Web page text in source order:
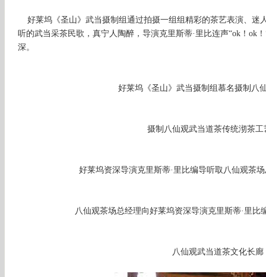
好莱坞《圣山》武当摄制组通过拍摄一组组精彩的茶艺表演、迷
听的武当采茶民歌，真宁人陶醉，导演克里斯蒂·里比连声“ok！ok
深。
好莱坞《圣山》武当摄制组慕名摄制八
摄制八仙观武当道茶传统沏茶工
好莱坞资深导演克里斯蒂·里比编导听取八仙观茶
八仙观茶场总经理向好莱坞资深导演克里斯蒂·里比
八仙观武当道茶文化长廊